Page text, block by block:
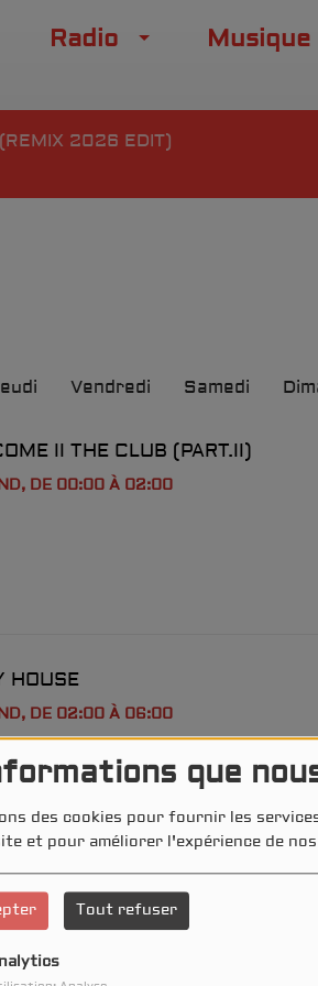
que
des cookies pour fournir les
et pour améliorer l'expérience de
Tout refuser
Radio Musique
2026 EDIT)
Vendredi Samedi
II THE CLUB (PART.II)
DE 00:00 À 02:00
HOUSE
DE 02:00 À 06:00
2 THE CLUB >> LE MIX